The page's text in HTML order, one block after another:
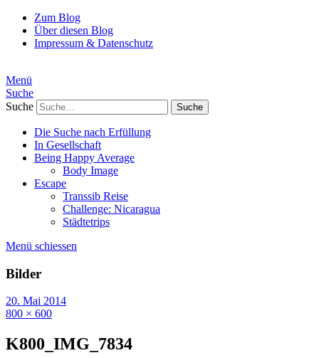
Zum Blog
Über diesen Blog
Impressum & Datenschutz
Menü
Suche
Suche
Die Suche nach Erfüllung
In Gesellschaft
Being Happy Average
Body Image
Escape
Transsib Reise
Challenge: Nicaragua
Städtetrips
Menü schiessen
Bilder
20. Mai 2014
800 × 600
K800_IMG_7834